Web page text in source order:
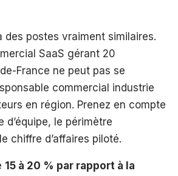
des postes vraiment similaires.
SaaS gérant 20
France ne peut pas se
commercial industrie
en région. Prenez en compte
d’équipe, le périmètre
chiffre d’affaires piloté.
15 à 20 % par rapport à la